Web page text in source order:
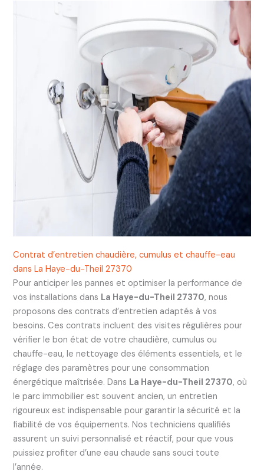
Contrat d’entretien chaudière, cumulus et chauffe-eau
dans La Haye-du-Theil 27370
Pour anticiper les pannes et optimiser la performance de
vos installations dans La Haye-du-Theil 27370, nous
proposons des contrats d’entretien adaptés à vos
besoins. Ces contrats incluent des visites régulières pour
vérifier le bon état de votre chaudière, cumulus ou
chauffe-eau, le nettoyage des éléments essentiels, et le
réglage des paramètres pour une consommation
énergétique maîtrisée. Dans La Haye-du-Theil 27370, où
le parc immobilier est souvent ancien, un entretien
rigoureux est indispensable pour garantir la sécurité et la
fiabilité de vos équipements. Nos techniciens qualifiés
assurent un suivi personnalisé et réactif, pour que vous
puissiez profiter d’une eau chaude sans souci toute
l’année.